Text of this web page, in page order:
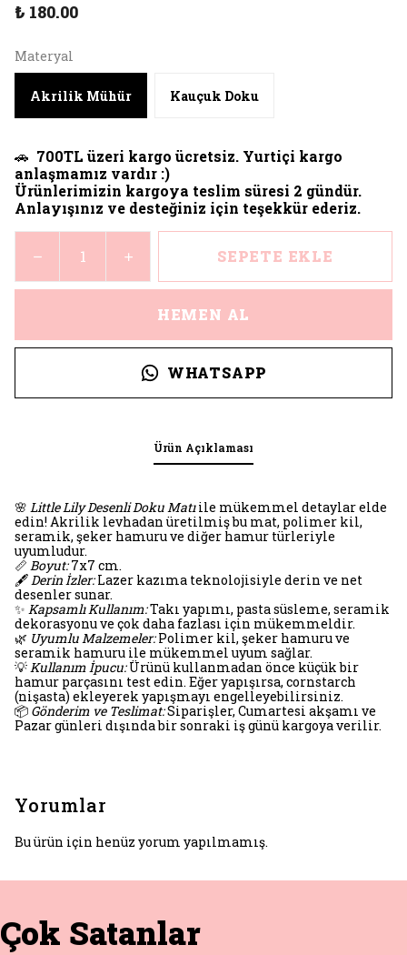
₺ 180.00
Materyal
Akrilik Mühür Kauçuk Doku
🚗 700TL üzeri kargo ücretsiz. Yurtiçi kargo
anlaşmamız vardır :)
Ürünlerimizin kargoya teslim süresi 2 gündür.
Anlayışınız ve desteğiniz için teşekkür ederiz.
SEPETE EKLE
HEMEN AL
WHATSAPP
Ürün Açıklaması
🌸 Little Lily Desenli Doku Matıile mükemmel detaylar elde
edin! Akrilik levhadan üretilmiş bu mat, polimer kil,
seramik, şeker hamuru ve diğer hamur türleriyle
uyumludur.
📏 Boyut:7x7 cm.
🖋️Derin İzler:Lazer kazıma teknolojisiyle derin ve net
desenler sunar.
✨ Kapsamlı Kullanım:Takı yapımı, pasta süsleme, seramik
dekorasyonu ve çok daha fazlası için mükemmeldir.
🌿 Uyumlu Malzemeler:Polimer kil, şeker hamuru ve
seramik hamuru ile mükemmel uyum sağlar.
💡Kullanım İpucu:Ürünü kullanmadan önce küçük bir
hamur parçasını test edin. Eğer yapışırsa, cornstarch
(nişasta) ekleyerek yapışmayı engelleyebilirsiniz.
📦 Gönderim ve Teslimat:Siparişler, Cumartesi akşamı ve
Pazar günleri dışında bir sonraki iş günü kargoya verilir.
Yorumlar
Bu ürün için henüz yorum yapılmamış.
Çok Satanlar